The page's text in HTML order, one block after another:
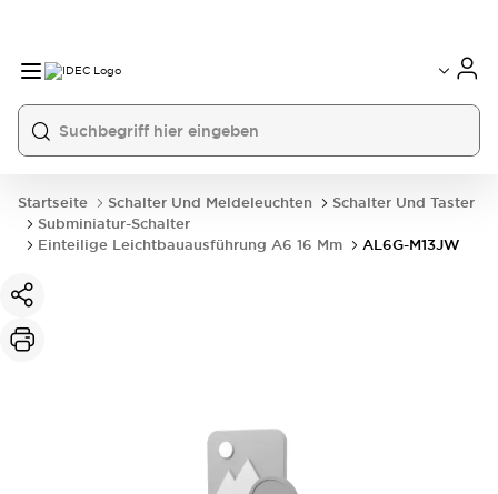
Startseite Schalter Und Meldeleuchten
Schalter Und Taster
Subminiatur-Schalter
Einteilige Leichtbauausführung A6 16 Mm
AL6G-M13JW